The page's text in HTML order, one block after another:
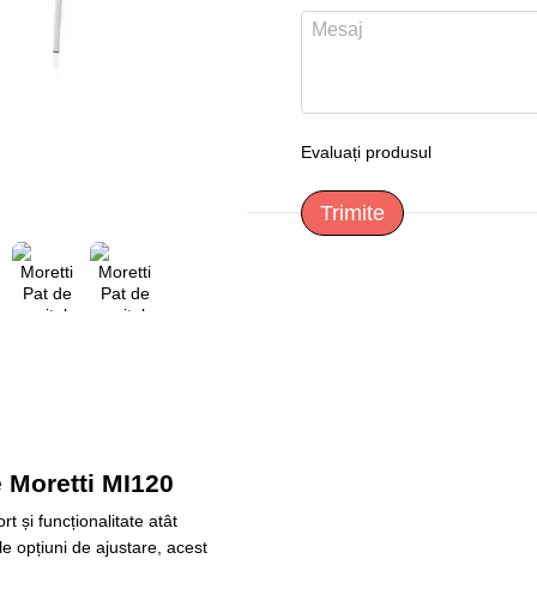
MI120
și funcționalitate atât
opțiuni de ajustare, acest
Evaluați produsul
Trimite